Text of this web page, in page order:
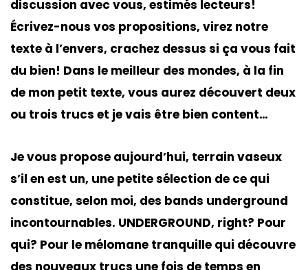
discussion avec vous, estimés lecteurs!
Écrivez-nous vos propositions, virez notre
texte à l’envers, crachez dessus si ça vous fait
du bien! Dans le meilleur des mondes, à la fin
de mon petit texte, vous aurez découvert deux
ou trois trucs et je vais être bien content…
Je vous propose aujourd’hui, terrain vaseux
s’il en est un, une petite sélection de ce qui
constitue, selon moi, des bands underground
incontournables. UNDERGROUND, right? Pour
qui? Pour le mélomane tranquille qui découvre
des nouveaux trucs une fois de temps en